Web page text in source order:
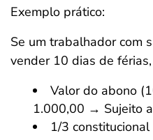
Exemplo prático:
Se um trabalhador com
vender 10 dias de
Valor do abono
1.000,00 → Sujeito
1/3